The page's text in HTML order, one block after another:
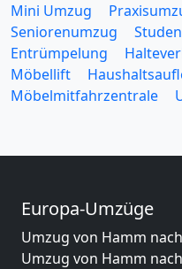
Mini Umzug
Seniorenumzug
Entrümpelung
Möbellift
Möbelmitfahrzentrale
Europa-Umzüge
Umzug von Hamm
Umzug von Hamm